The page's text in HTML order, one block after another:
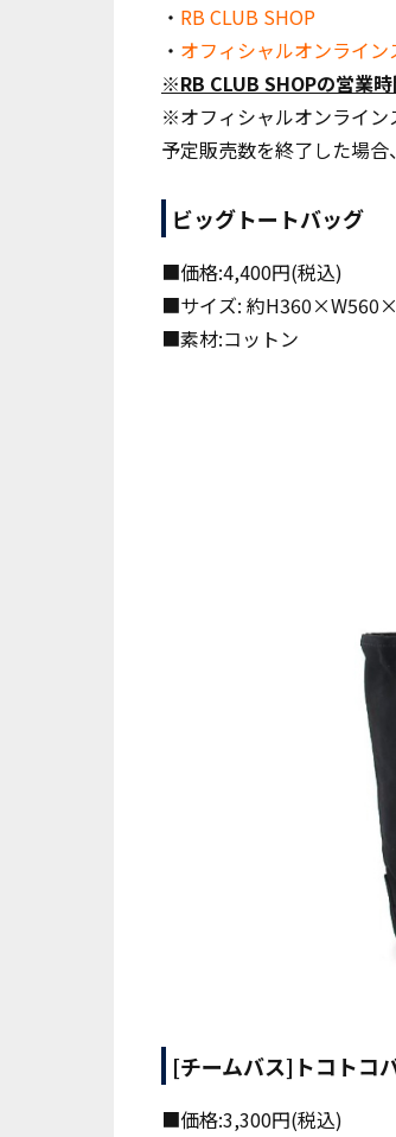
・ RB CLUB SHOP
・ オフィシャルオンライン
※RB CLUB SHOPの営業
※オフィシャルオンライン
予定販売数を終了した場合
ビッグトートバッグ
■価格:4,400円(税込)
■サイズ: 約
■素材:コットン
[チームバス]トコトコ
■価格:3,300円(税込)